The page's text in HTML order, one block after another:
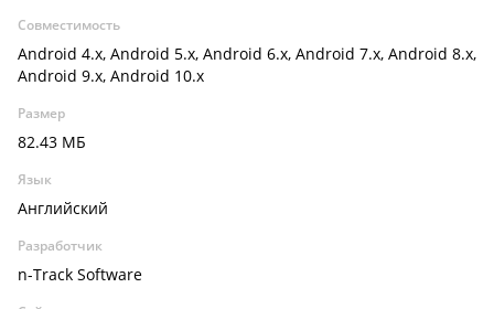
Совместимость
Android 4.x, Android 5.x, Android 6.x, Android 7.x, Android 8.x,
Android 9.x, Android 10.x
Размер
82.43 МБ
Язык
Английский
Разработчик
n-Track Software